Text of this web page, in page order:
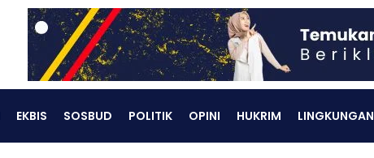
EKBIS SOSBUD POLITIK OPINI HUKRIM LINGKUNGAN